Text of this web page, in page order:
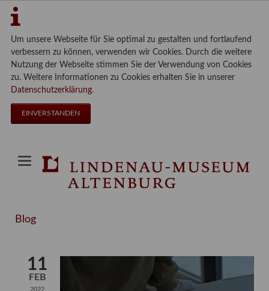
Um unsere Webseite für Sie optimal zu gestalten und fortlaufend
verbessern zu können, verwenden wir Cookies. Durch die weitere
Nutzung der Webseite stimmen Sie der Verwendung von Cookies
zu. Weitere Informationen zu Cookies erhalten Sie in unserer
Datenschutzerklärung.
EINVERSTANDEN
Blog
11
FEB
2022